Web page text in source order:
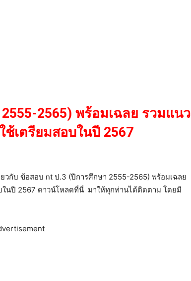
2565) พร้อมเฉลย รวมแนว
เตรียมสอบในปี 2567
ยวกับ ข้อสอบ nt ป.3 (ปีการศึกษา 2555-2565) พร้อมเฉลย
ในปี 2567 ดาวน์โหลดที่นี่ มาให้ทุกท่านได้ติดตาม โดยมี